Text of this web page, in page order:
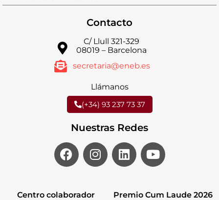
Contacto
C/ Llull 321-329
08019 – Barcelona
secretaria@eneb.es
Llámanos
(+34) 93 237 73 37
Nuestras Redes
Centro colaborador Premio Cum Laude 2026